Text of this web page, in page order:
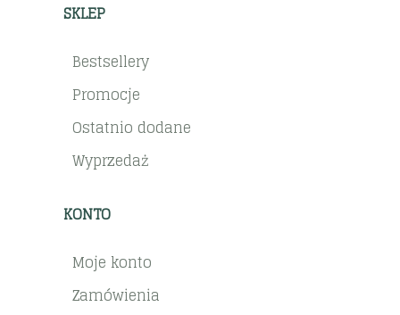
SKLEP
Bestsellery
Promocje
Ostatnio dodane
Wyprzedaż
KONTO
Moje konto
Zamówienia